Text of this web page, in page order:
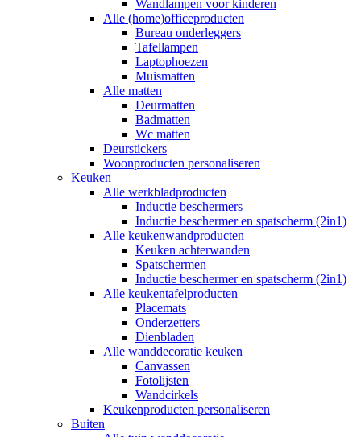
Wandlampen voor kinderen
Alle (home)officeproducten
Bureau onderleggers
Tafellampen
Laptophoezen
Muismatten
Alle matten
Deurmatten
Badmatten
Wc matten
Deurstickers
Woonproducten personaliseren
Keuken
Alle werkbladproducten
Inductie beschermers
Inductie beschermer en spatscherm (2in1)
Alle keukenwandproducten
Keuken achterwanden
Spatschermen
Inductie beschermer en spatscherm (2in1)
Alle keukentafelproducten
Placemats
Onderzetters
Dienbladen
Alle wanddecoratie keuken
Canvassen
Fotolijsten
Wandcirkels
Keukenproducten personaliseren
Buiten